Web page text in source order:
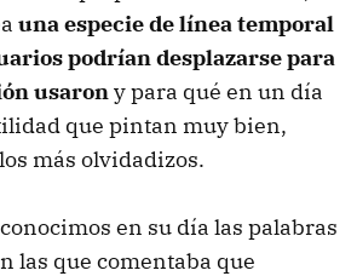
una especie de línea temporal
podrían desplazarse para
usarony para qué en un día
que pintan muy bien,
más olvidadizos.
en su día las palabras
las que comentaba que